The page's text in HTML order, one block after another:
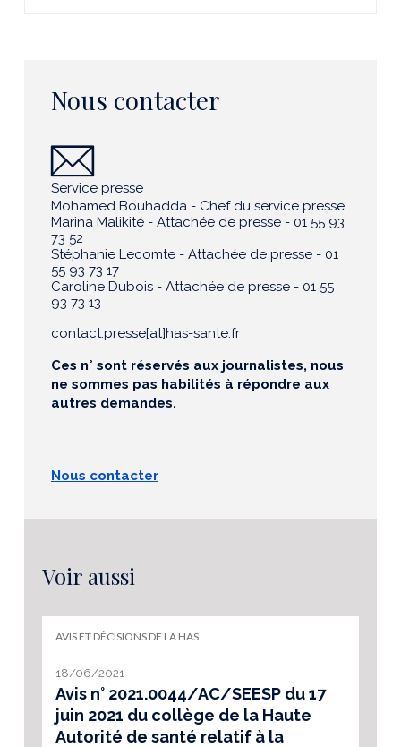
Nous contacter
Service presse
Mohamed Bouhadda - Chef du service presse
Marina Malikité - Attachée de presse - 01 55 93
73 52
Stéphanie Lecomte - Attachée de presse - 01
55 93 73 17
Caroline Dubois - Attachée de presse - 01 55
93 73 13
contact.presse[at]has-sante.fr
Ces n° sont réservés aux journalistes, nous
ne sommes pas habilités à répondre aux
autres demandes.
Nous contacter
Voir aussi
AVIS ET DÉCISIONS DE LA HAS
18/06/2021
Avis n° 2021.0044/AC/SEESP du 17
juin 2021 du collège de la Haute
Autorité de santé relatif à la